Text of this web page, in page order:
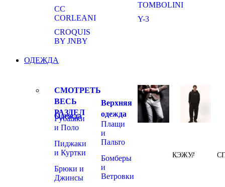
CC
CORLEANI
CROQUIS
BY JNBY
TOMBOLINI
Y-3
ОДЕЖДА
СМОТРЕТЬ
ВЕСЬ
РАЗДЕЛ
Одежда
Рубашки
и Поло
Пиджаки
и Куртки
Брюки и
Джинсы
Верхняя
одежда
Плащи
и
Пальто
Бомберы
и
Ветровки
КЭЖУАЛ